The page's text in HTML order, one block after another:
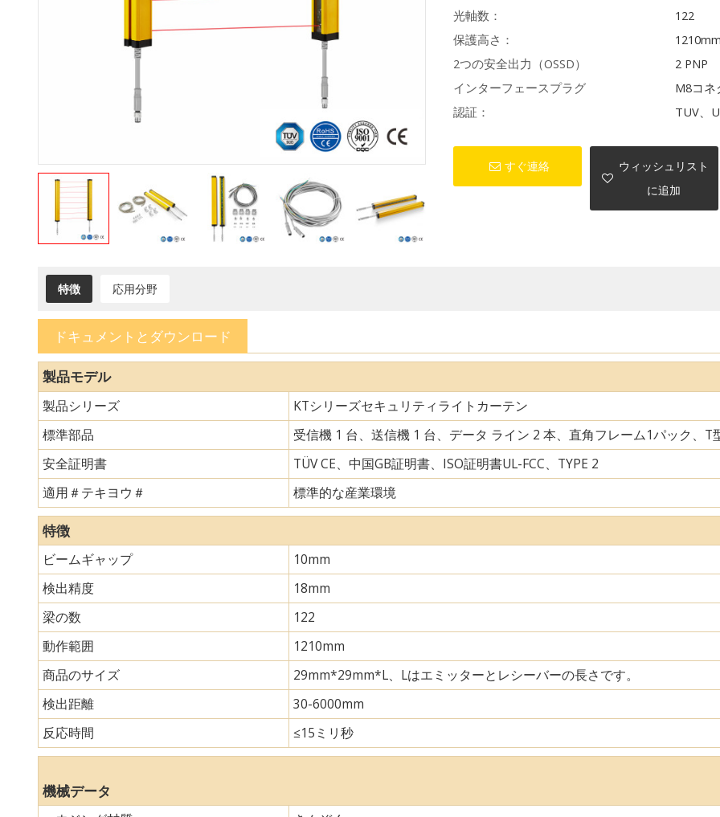
光軸数：
122
保護高さ：
1210mm
2つの安全出力（OSSD）
2 PNP
インターフェースプラグ
M8コネ
認証：
TUV、
すぐ連絡
ウィッシュリスト
に追加
特徴 応用分野
ドキュメントとダウンロード
製品モデル
製品シリーズ
KTシリーズセキュリティライトカーテン
標準部品
受信機 1 台、送信機 1 台、データ ライン 2 本、直角フレーム1パック、T
安全証明書
TÜV CE、中国GB証明書、ISO証明書UL-FCC、TYPE 2
適用＃テキヨウ＃
標準的な産業環境
特徴
ビームギャップ
10mm
検出精度
18mm
梁の数
122
動作範囲
1210mm
商品のサイズ
29mm*29mm*L、Lはエミッターとレシーバーの長さです。
検出距離
30-6000mm
反応時間
≤15ミリ秒
機械データ